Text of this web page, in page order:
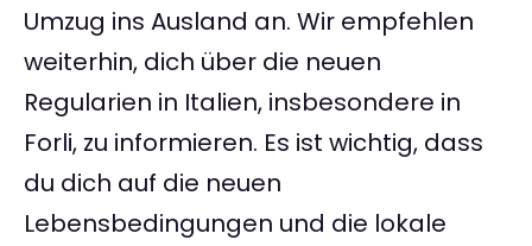
Umzug ins Ausland an. Wir empfehlen
weiterhin, dich über die neuen
Regularien in Italien, insbesondere in
Forli, zu informieren. Es ist wichtig, dass
du dich auf die neuen
Lebensbedingungen und die lokale